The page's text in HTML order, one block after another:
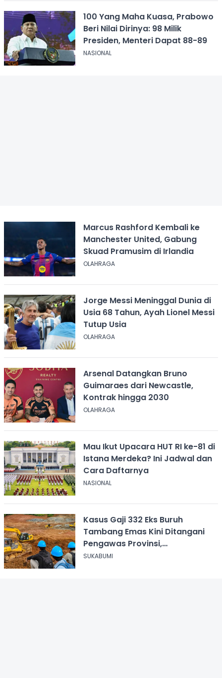
100 Yang Maha Kuasa, Prabowo
Beri Nilai Dirinya: 98 Milik
Presiden, Menteri Dapat 88-89
NASIONAL
Marcus Rashford Kembali ke
Manchester United, Gabung
Skuad Pramusim di Irlandia
OLAHRAGA
Jorge Messi Meninggal Dunia di
Usia 68 Tahun, Ayah Lionel Messi
Tutup Usia
OLAHRAGA
Arsenal Datangkan Bruno
Guimaraes dari Newcastle,
Kontrak hingga 2030
OLAHRAGA
Mau Ikut Upacara HUT RI ke-81 di
Istana Merdeka? Ini Jadwal dan
Cara Daftarnya
NASIONAL
Kasus Gaji 332 Eks Buruh
Tambang Emas Kini Ditangani
Pengawas Provinsi,
Disnakertrans Sukabumi Terus
SUKABUMI